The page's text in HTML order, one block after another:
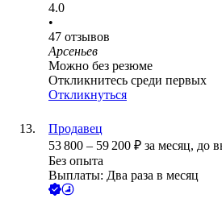
4.0
•
47 отзывов
Арсеньев
Можно без резюме
Откликнитесь среди первых
Откликнуться
Продавец
53 800 – 59 200 ₽ за месяц, до
Без опыта
Выплаты: Два раза в месяц